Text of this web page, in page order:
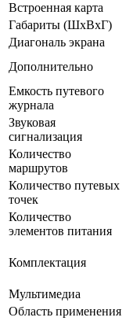
Встроенная карта
Габариты (ШхВхГ)
Диагональ экрана
Дополнительно
Емкость путевого
журнала
Звуковая
сигнализация
Количество
маршрутов
Количество путевых
точек
Количество
элементов питания
Комплектация
Мультимедиа
Область применения